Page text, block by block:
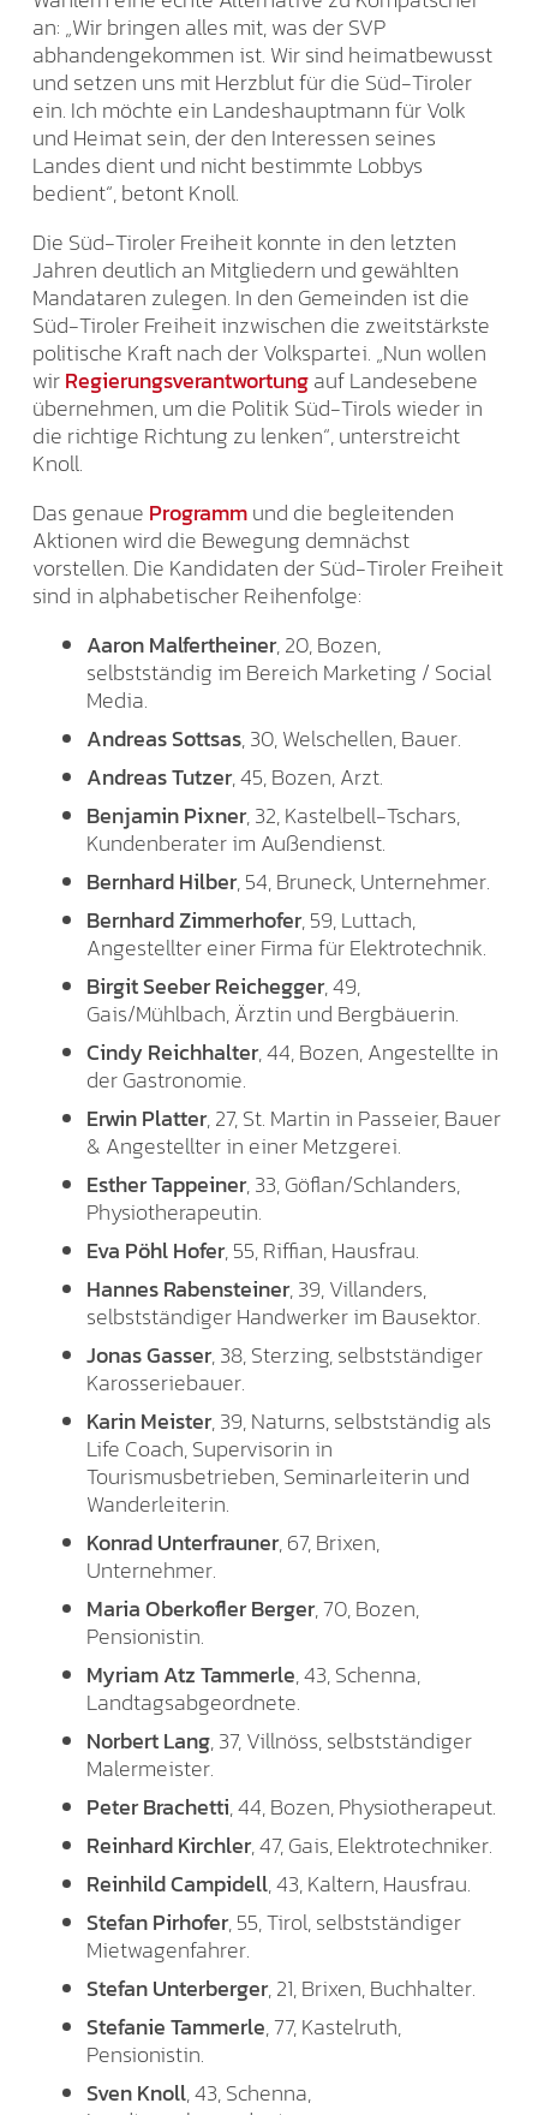
an: „Wir bringen alles mit, was der SVP
abhandengekommen ist. Wir sind heimatbewusst
und setzen uns mit Herzblut für die Süd-Tiroler
ein. Ich möchte ein Landeshauptmann für Volk
und Heimat sein, der den Interessen seines
Landes dient und nicht bestimmte Lobbys
bedient“, betont Knoll.
Die Süd-Tiroler Freiheit konnte in den letzten
Jahren deutlich an Mitgliedern und gewählten
Mandataren zulegen. In den Gemeinden ist die
Süd-Tiroler Freiheit inzwischen die zweitstärkste
politische Kraft nach der Volkspartei. „Nun wollen
wirRegierungsverantwortungauf Landesebene
übernehmen, um die Politik Süd-Tirols wieder in
die richtige Richtung zu lenken“, unterstreicht
Knoll.
Das genaue Programmund die begleitenden
Aktionen wird die Bewegung demnächst
vorstellen. Die Kandidaten der Süd-Tiroler Freiheit
sind in alphabetischer Reihenfolge:
Aaron Malfertheiner, 20, Bozen,
selbstständig im Bereich Marketing / Social
Media.
Andreas Sottsas, 30, Welschellen, Bauer.
Andreas Tutzer, 45, Bozen, Arzt.
Benjamin Pixner, 32, Kastelbell-Tschars,
Kundenberater im Außendienst.
Bernhard Hilber, 54, Bruneck, Unternehmer.
Bernhard Zimmerhofer, 59, Luttach,
Angestellter einer Firma für Elektrotechnik.
Birgit Seeber Reichegger, 49,
Gais/Mühlbach, Ärztin und Bergbäuerin.
Cindy Reichhalter, 44, Bozen, Angestellte in
der Gastronomie.
Erwin Platter, 27, St. Martin in Passeier, Bauer
& Angestellter in einer Metzgerei.
Esther Tappeiner, 33, Göflan/Schlanders,
Physiotherapeutin.
Eva Pöhl Hofer, 55, Riffian, Hausfrau.
Hannes Rabensteiner, 39, Villanders,
selbstständiger Handwerker im Bausektor.
Jonas Gasser, 38, Sterzing, selbstständiger
Karosseriebauer.
Karin Meister, 39, Naturns, selbstständig als
Life Coach, Supervisorin in
Tourismusbetrieben, Seminarleiterin und
Wanderleiterin.
Konrad Unterfrauner, 67, Brixen,
Unternehmer.
Maria Oberkofler Berger, 70, Bozen,
Pensionistin.
Myriam Atz Tammerle, 43, Schenna,
Landtagsabgeordnete.
Norbert Lang, 37, Villnöss, selbstständiger
Malermeister.
Peter Brachetti, 44, Bozen, Physiotherapeut.
Reinhard Kirchler, 47, Gais, Elektrotechniker.
Reinhild Campidell, 43, Kaltern, Hausfrau.
Stefan Pirhofer, 55, Tirol, selbstständiger
Mietwagenfahrer.
Stefan Unterberger, 21, Brixen, Buchhalter.
Stefanie Tammerle, 77, Kastelruth,
Pensionistin.
Sven Knoll, 43, Schenna,